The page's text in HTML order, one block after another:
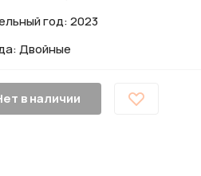
год: 2023
Двойные
в наличии